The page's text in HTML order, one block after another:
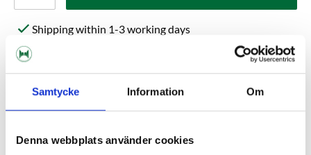
Samtycke Information Om
Denna webbplats använder cookies
Shipping within 1-3 working days
Delivery to pickup location or to your door
Choose Expressorder in the checkout for extra fast